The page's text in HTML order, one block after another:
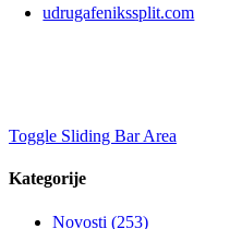
udrugafenikssplit.com
Toggle Sliding Bar Area
Kategorije
Novosti (253)